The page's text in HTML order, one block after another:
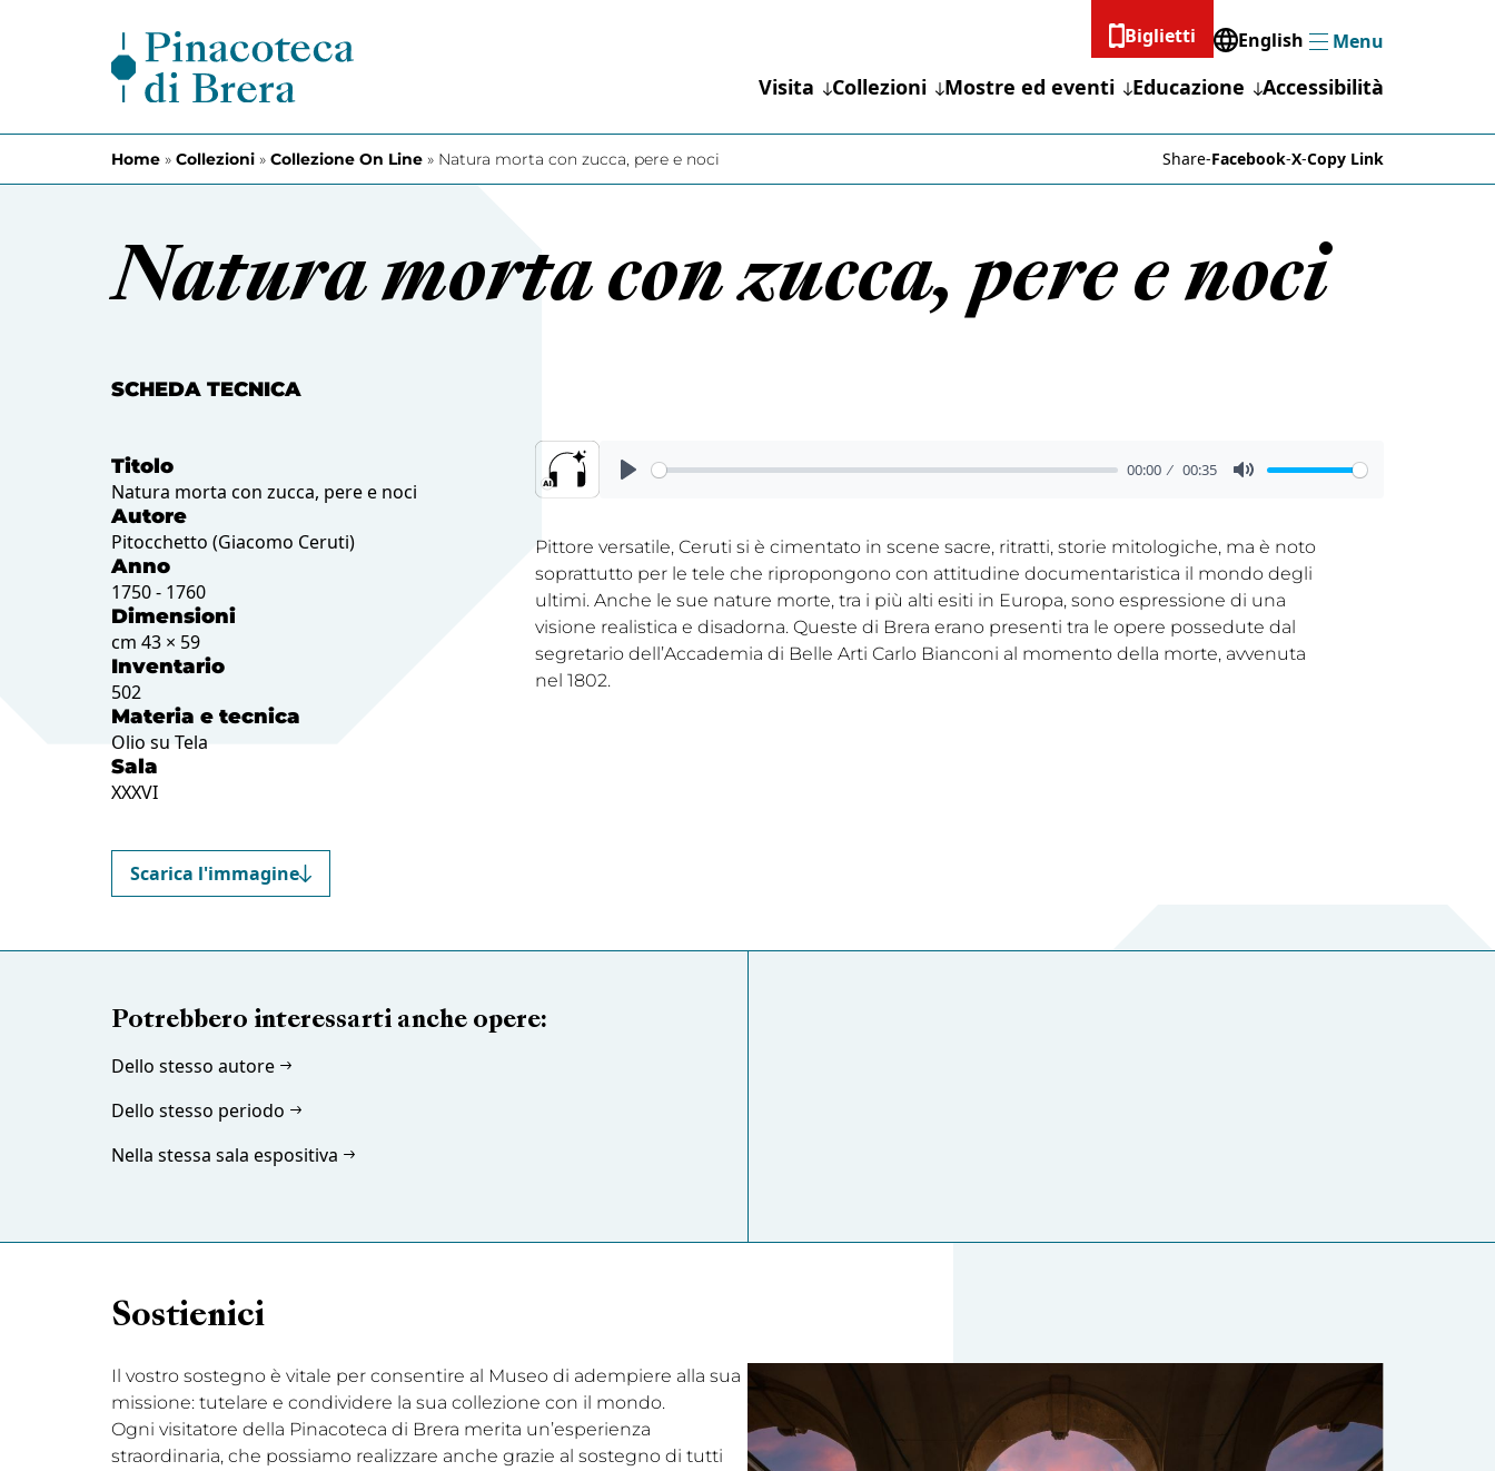
Biglietti
English
MenuMenu
Visita Collezioni Mostre ed eventi Educazione Accessibilità
Home » Collezioni » Collezione On Line » Natura morta con zucca, pere e noci Share-Facebook-X-Copy Link
Natura morta con zucca, pere e noci
SCHEDA TECNICA
Titolo
Natura morta con zucca, pere e noci
Autore
Pitocchetto (Giacomo Ceruti)
Anno
1750 - 1760
Dimensioni
cm 43 × 59
Inventario
502
Materia e tecnica
Olio su Tela
Sala
XXXVI
Scarica l'immagine
00:00 00:35
Pittore versatile, Ceruti si è cimentato in scene sacre, ritratti, storie mitologiche, ma è noto
soprattutto per le tele che ripropongono con attitudine documentaristica il mondo degli
ultimi. Anche le sue nature morte, tra i più alti esiti in Europa, sono espressione di una
visione realistica e disadorna. Queste di Brera erano presenti tra le opere possedute dal
segretario dell’Accademia di Belle Arti Carlo Bianconi al momento della morte, avvenuta
nel 1802.
Potrebbero interessarti anche opere:
Dello stesso autore
Dello stesso periodo
Nella stessa sala espositiva
Sostienici
Il vostro sostegno è vitale per consentire al Museo di adempiere alla sua
missione: tutelare e condividere la sua collezione con il mondo.
Ogni visitatore della Pinacoteca di Brera merita un’esperienza
straordinaria, che possiamo realizzare anche grazie al sostegno di tutti